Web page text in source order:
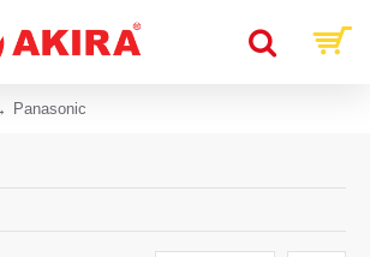
Panasonic